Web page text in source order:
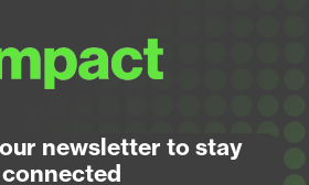
newsletter to stay
connected